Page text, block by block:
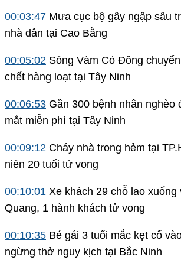
00:03:47 Mưa cục bộ gây ngập sâu
nhà dân tại Cao Bằng
00:05:02 Sông Vàm Cỏ Đông
chết hàng loạt tại Tây Ninh
00:06:53 Gần 300 bệnh nhân nghèo
mắt miễn phí tại Tây Ninh
00:09:12 Cháy nhà trong hẻm tại
niên 20 tuổi tử vong
00:10:01 Xe khách 29 chỗ lao xuống
Quang, 1 hành khách tử vong
00:10:35 Bé gái 3 tuổi mắc kẹt cổ
ngừng thở nguy kịch tại Bắc Ninh